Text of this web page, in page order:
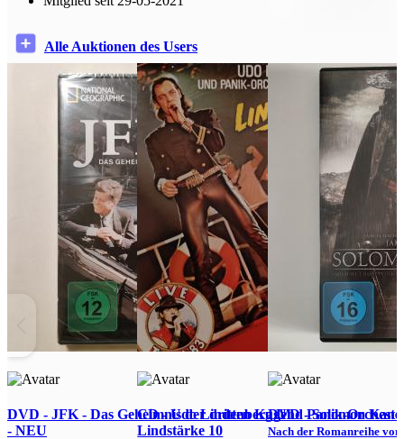
Alle Auktionen des Users
DVD - JFK - Das Geheimnis der dritten Kugel
- NEU
CD - Udo Lindenberg Und Panik-
Lindstärke 10
DVD - Solomon
Nach der Romanreihe